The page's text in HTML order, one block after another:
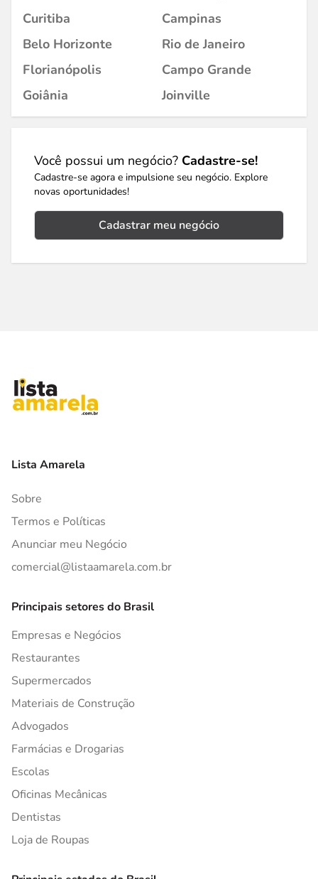
Curitiba
Campinas
Belo Horizonte
Rio de Janeiro
Florianópolis
Campo Grande
Goiânia
Joinville
Você possui um negócio? Cadastre-se!
Cadastre-se agora e impulsione seu negócio. Explore
novas oportunidades!
Cadastrar meu negócio
Lista Amarela
Sobre
Termos e Políticas
Anunciar meu Negócio
comercial@listaamarela.com.br
Principais setores do Brasil
Empresas e Negócios
Restaurantes
Supermercados
Materiais de Construção
Advogados
Farmácias e Drogarias
Escolas
Oficinas Mecânicas
Dentistas
Loja de Roupas